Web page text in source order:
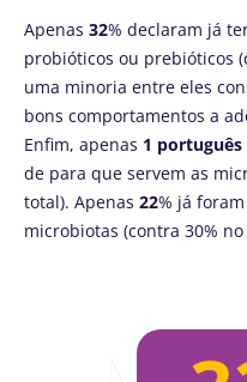
Apenas 32% declaram já
probióticos ou prebióticos
uma minoria entre eles
bons comportamentos a
Enfim, apenas 1 português
de para que servem as
total). Apenas 22% já
microbiotas (contra 30%
Você está prestes a
deixar nosso site
Junte-se à
receba "The
se manter
Gostaria de me
informações
* Campo obrigatório